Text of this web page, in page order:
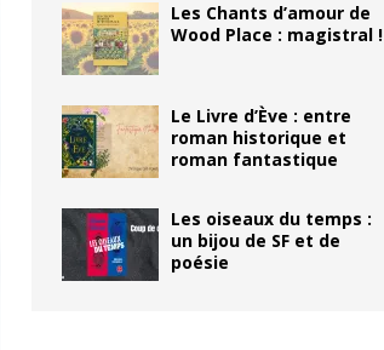
Les Chants d’amour de
Wood Place : magistral !
Le Livre d’Ève : entre
roman historique et
roman fantastique
Les oiseaux du temps :
un bijou de SF et de
poésie